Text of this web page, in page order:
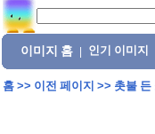
이미지 홈 인기 이미지
홈>> 이전 페이지 >> 촛불